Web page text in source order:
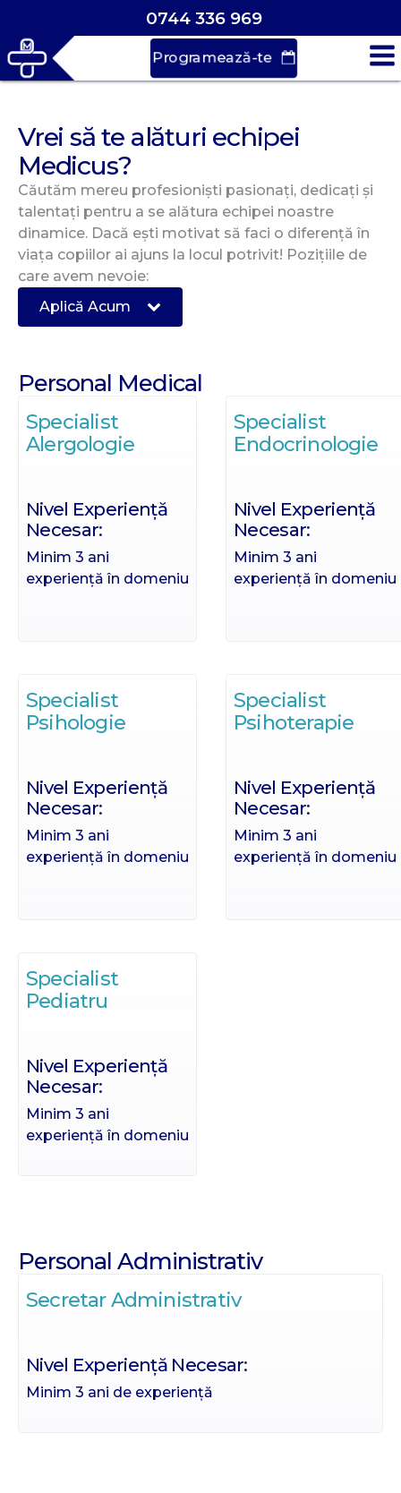
0744 336 969
Programează-te
Vrei să te alături echipei
Medicus?
Căutăm mereu profesioniști pasionați, dedicați și
talentați pentru a se alătura echipei noastre
dinamice. Dacă ești motivat să faci o diferență în
viața copiilor ai ajuns la locul potrivit! Pozițiile de
care avem nevoie:
Aplică Acum
Personal Medical
Specialist
Alergologie
Nivel Experiență
Necesar:
Minim 3 ani
experiență în domeniu
Specialist
Endocrinologie
Nivel Experiență
Necesar:
Minim 3 ani
experiență în domeniu
Specialist
Psihologie
Nivel Experiență
Necesar:
Minim 3 ani
experiență în domeniu
Specialist
Psihoterapie
Nivel Experiență
Necesar:
Minim 3 ani
experiență în domeniu
Specialist
Pediatru
Nivel Experiență
Necesar:
Minim 3 ani
experiență în domeniu
Personal Administrativ
Secretar Administrativ
Nivel Experiență Necesar:
Minim 3 ani de experiență